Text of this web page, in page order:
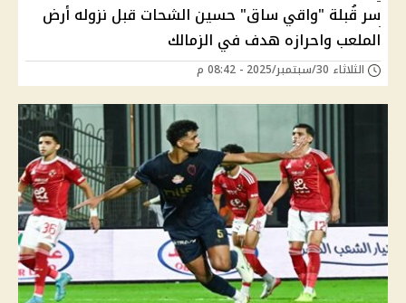
سر قُبلة "واقي ساق" حسين الشحات قبل نزوله أرض
الملعب واحرازه هدف في الزمالك
الثلاثاء 30/سبتمبر/2025 - 08:42 م